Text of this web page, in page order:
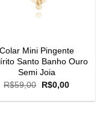
Colar Mini Pingente
Santo Banho Ouro
Semi Joia
R$59,00
O
original
R$0,00O
atual